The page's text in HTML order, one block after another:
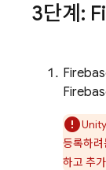
3단계:
등록하
하고 추